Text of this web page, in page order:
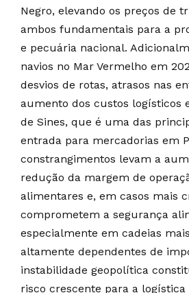
Negro, elevando os preços de
ambos fundamentais para a
e pecuária nacional.
navios no Mar Vermelho em
desvios de rotas, atrasos nas
aumento dos custos logísticos
de Sines, que é uma das
entrada para mercadorias em
constrangimentos levam a
redução da margem de
alimentares e, em casos mais
comprometem a segurança
especialmente em cadeias
altamente dependentes de
instabilidade geopolítica
risco crescente para a